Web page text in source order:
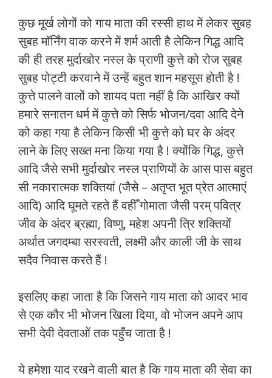
कुछ मूर्ख लोगों को गाय माता की रस्सी हाथ में लेकर सुबह
सुबह मॉर्निंग वाक करने में शर्म आती है लेकिन गिद्ध आदि
की ही तरह मुर्दाखोर नस्ल के प्राणी कुत्ते को रोज सुबह
सुबह पोट्टी करवाने में उन्हें बहुत शान महसूस होती है !
कुत्ते पालने वालों को शायद पता नहीं है कि आखिर क्यों
हमारे सनातन धर्म में कुत्ते को सिर्फ भोजन/दवा आदि देने
को कहा गया है लेकिन किसी भी कुत्ते को घर के अंदर
लाने के लिए सख्त मना किया गया है ! क्योंकि गिद्ध, कुत्ते
आदि जैसे सभी मुर्दाखोर नस्ल प्राणियों के आस पास बहुत
सी नकारात्मक शक्तियां (जैसे – अतृप्त भूत प्रेत आत्माएं
आदि) आदि घूमते रहते हैं वहीँ गोमाता जैसी परम् पवित्र
जीव के अंदर ब्रह्मा, विष्णु, महेश अपनी त्रि शक्तियों
अर्थात जगदम्बा सरस्वती, लक्ष्मी और काली जी के साथ
सदैव निवास करते हैं !
इसलिए कहा जाता है कि जिसने गाय माता को आदर भाव
से एक कौर भी भोजन खिला दिया, वो भोजन अपने आप
सभी देवी देवताओं तक पहुँच जाता है !
ये हमेशा याद रखने वाली बात है कि गाय माता की सेवा का